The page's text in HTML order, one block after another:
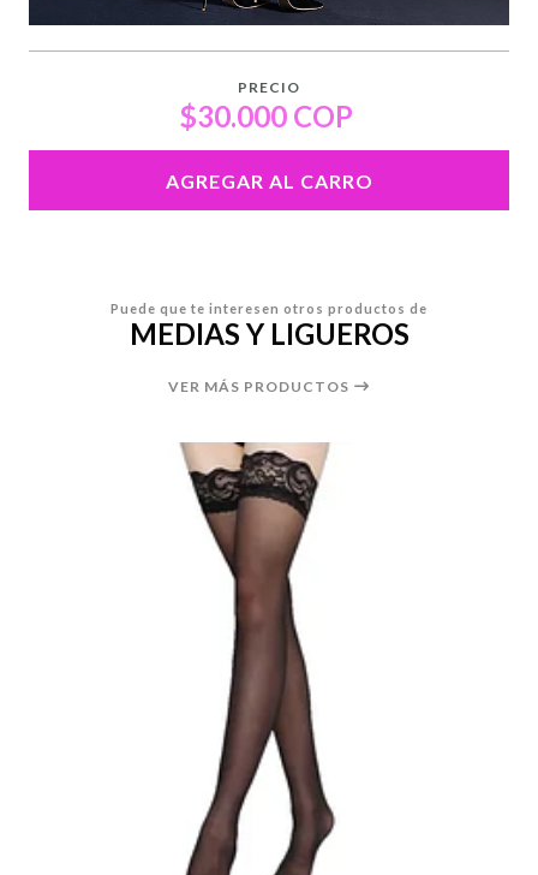
PRECIO
$30.000 COP
AGREGAR AL CARRO
Puede que te interesen otros productos de
MEDIAS Y LIGUEROS
VER MÁS PRODUCTOS